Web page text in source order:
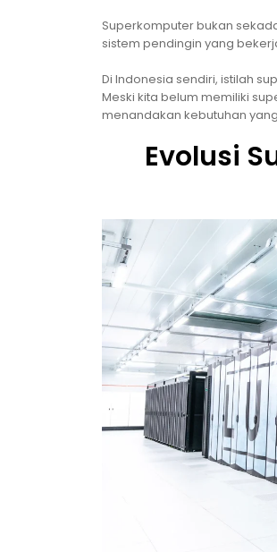
Superkomputer bukan
sistem pendingin yang
Di Indonesia sendiri, istilah
Meski kita belum memiliki
menandakan kebutuhan
Evolusi